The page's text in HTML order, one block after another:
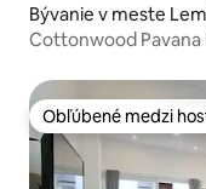
Bývanie v meste
Cottonwood Pavana
Obľúbené medzi
Obľúbené medzi